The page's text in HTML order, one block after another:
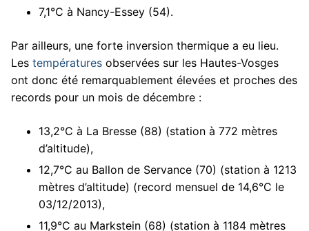
7,1°C à Nancy-Essey (54).
Par ailleurs, une forte inversion thermique a eu lieu.
Les températures observées sur les Hautes-Vosges
ont donc été remarquablement élevées et proches des
records pour un mois de décembre :
13,2°C à La Bresse (88) (station à 772 mètres
d’altitude),
12,7°C au Ballon de Servance (70) (station à 1213
mètres d’altitude) (record mensuel de 14,6°C le
03/12/2013),
11,9°C au Markstein (68) (station à 1184 mètres